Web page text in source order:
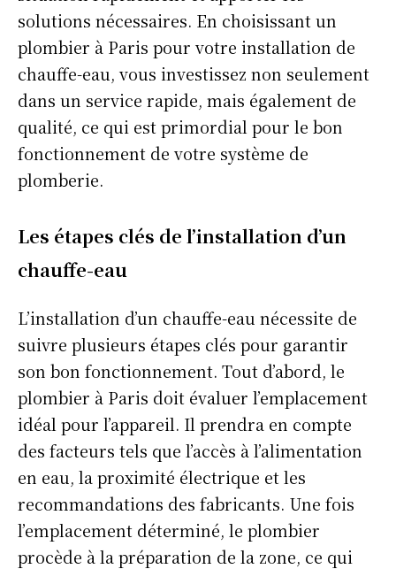
solutions nécessaires. En choisissant un
plombier à Paris pour votre installation de
chauffe-eau, vous investissez non seulement
dans un service rapide, mais également de
qualité, ce qui est primordial pour le bon
fonctionnement de votre système de
plomberie.
Les étapes clés de l’installation d’un
chauffe-eau
L’installation d’un chauffe-eau nécessite de
suivre plusieurs étapes clés pour garantir
son bon fonctionnement. Tout d’abord, le
plombier à Paris doit évaluer l’emplacement
idéal pour l’appareil. Il prendra en compte
des facteurs tels que l’accès à l’alimentation
en eau, la proximité électrique et les
recommandations des fabricants. Une fois
l’emplacement déterminé, le plombier
procède à la préparation de la zone, ce qui